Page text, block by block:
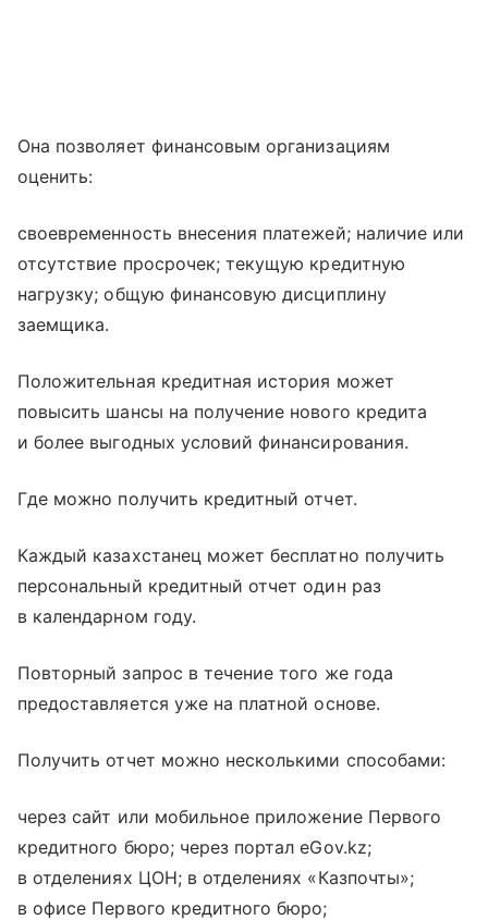
Она позволяет финансовым организациям
оценить:
своевременность внесения платежей; наличие или
отсутствие просрочек; текущую кредитную
нагрузку; общую финансовую дисциплину
заемщика.
Положительная кредитная история может
повысить шансы на получение нового кредита
и более выгодных условий финансирования.
Где можно получить кредитный отчет.
Каждый казахстанец может бесплатно получить
персональный кредитный отчет один раз
в календарном году.
Повторный запрос в течение того же года
предоставляется уже на платной основе.
Получить отчет можно несколькими способами:
через сайт или мобильное приложение Первого
кредитного бюро; через портал eGov.kz;
в отделениях ЦОН; в отделениях «Казпочты»;
в офисе Первого кредитного бюро;